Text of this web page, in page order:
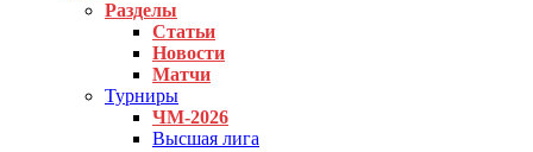
Разделы
Статьи
Новости
Матчи
Турниры
ЧМ-2026
Высшая лига